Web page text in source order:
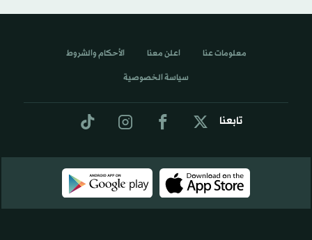
تابعنا
معلومات عنا اعلن معنا الأحكام والشروط
سياسة الخصوصية